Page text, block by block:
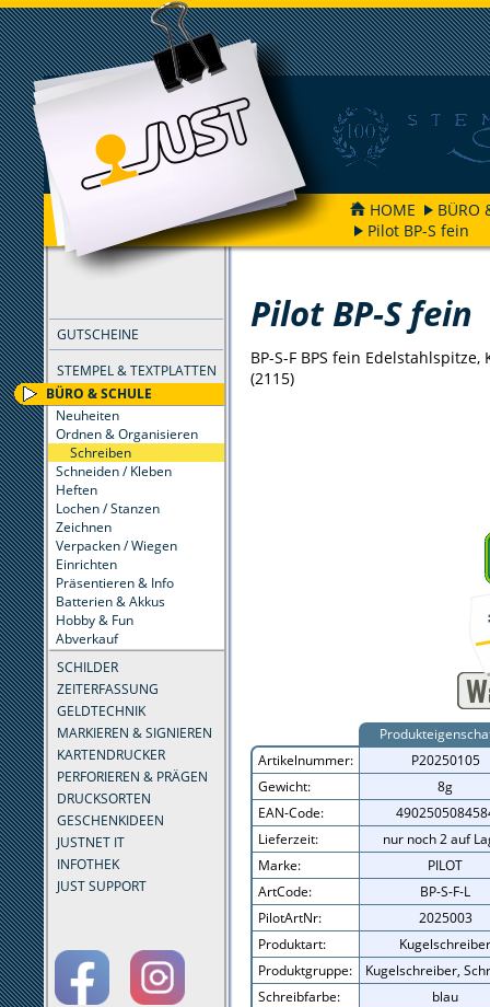
HOME
BÜRO
Pilot BP-S fein
GUTSCHEINE
STEMPEL & TEXTPLATTEN
BÜRO & SCHULE
Neuheiten
Ordnen & Organisieren
Schreiben
Schneiden / Kleben
Heften
Lochen / Stanzen
Zeichnen
Verpacken / Wiegen
Einrichten
Präsentieren & Info
Batterien & Akkus
Hobby & Fun
Abverkauf
SCHILDER
ZEITERFASSUNG
GELDTECHNIK
MARKIEREN & SIGNIEREN
KARTENDRUCKER
PERFORIEREN & PRÄGEN
DRUCKSORTEN
GESCHENKIDEEN
JUSTNET IT
INFOTHEK
JUST SUPPORT
FILTER
Pilot BP-S fein
BP-S-F BPS fein
(2115)
Artikelnummer:
P20250105
Gewicht:
8g
EAN-Code:
Lieferzeit:
nur noch 2 auf
Marke:
PILOT
ArtCode:
BP-S-F-L
PilotArtNr:
2025003
Produktart:
Kugelschreiber
Produktgruppe:
Kugelschreiber,
Schreibfarbe:
blau